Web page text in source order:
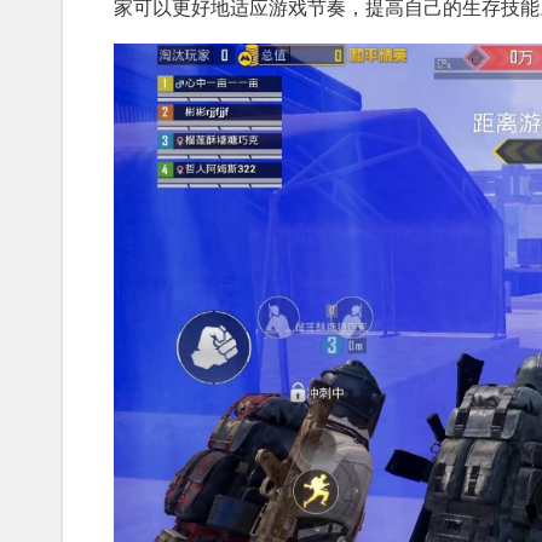
家可以更好地适应游戏节奏，提高自己的生存技